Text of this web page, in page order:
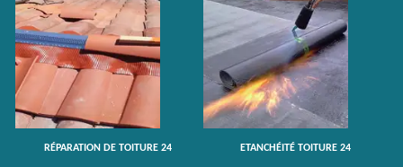
RÉPARATION DE TOITURE 24 ETANCHÉITÉ TOITURE 24